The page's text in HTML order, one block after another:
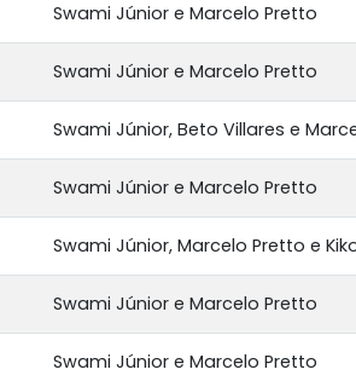
Swami Júnior e Marcelo Pretto
Swami Júnior e Marcelo Pretto
Swami Júnior, Beto Villares e
Swami Júnior e Marcelo Pretto
Swami Júnior, Marcelo Pretto e
Swami Júnior e Marcelo Pretto
Swami Júnior e Marcelo Pretto